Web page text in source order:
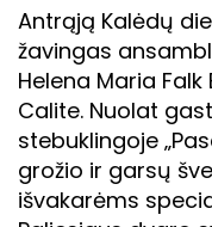
Antrąją Kalėdų
žavingas
Helena Maria
Calite. Nuolat
stebuklingoje
grožio ir garsų
išvakarėms